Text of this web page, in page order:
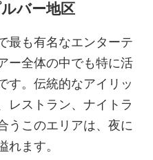
バー地区
最も有名なエンターテ
ー全体の中でも特に活
す。伝統的なアイリッ
レストラン、ナイトラ
うこのエリアは、夜に
れます。